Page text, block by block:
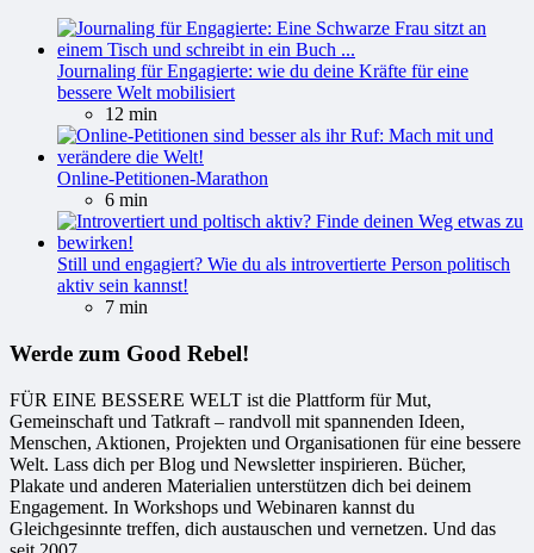
Journaling für Engagierte: wie du deine Kräfte für eine
bessere Welt mobilisiert
12 min
Online-Petitionen-Marathon
6 min
Still und engagiert? Wie du als introvertierte Person politisch
aktiv sein kannst!
7 min
Werde zum Good Rebel!
FÜR EINE BESSERE WELT ist die Plattform für Mut,
Gemeinschaft und Tatkraft – randvoll mit spannenden Ideen,
Menschen, Aktionen, Projekten und Organisationen für eine bessere
Welt. Lass dich per Blog und Newsletter inspirieren. Bücher,
Plakate und anderen Materialien unterstützen dich bei deinem
Engagement. In Workshops und Webinaren kannst du
Gleichgesinnte treffen, dich austauschen und vernetzen. Und das